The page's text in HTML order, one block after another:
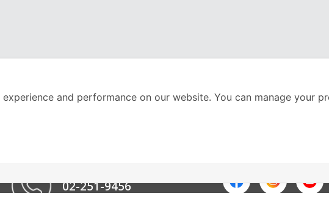
02-251-9456
and performance on our website. You can manage your